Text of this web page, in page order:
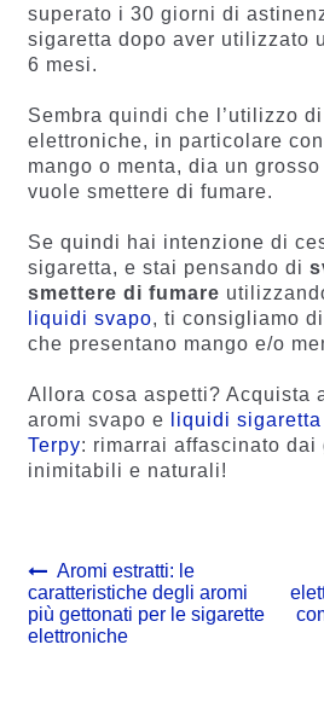
superato i 30 giorni di
sigaretta dopo aver utilizzato
6 mesi.
Sembra quindi che l’utilizzo
elettroniche, in particolare
mango o menta, dia un
vuole smettere di fumare.
Se quindi hai intenzione di
sigaretta, e stai pensando di
smettere di fumare
liquidi svapo, ti consigliamo
che presentano mango e/o
Allora cosa aspetti? Acquista
aromi svapo e
liquidi
Terpy: rimarrai affascinato dai
inimitabili e naturali!
Navigazione
articoli
Previous
post:
Aromi estratti: le
caratteristiche degli aromi
più gettonati per le sigarette
elettroniche